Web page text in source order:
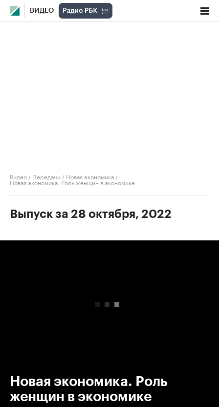
ВИДЕО
Видео / Передачи / Новая экономика /
Новая экономика. Роль женщин в экономике
Выпуск за 28 октября, 2022
Новая экономика. Роль
женщин в экономике